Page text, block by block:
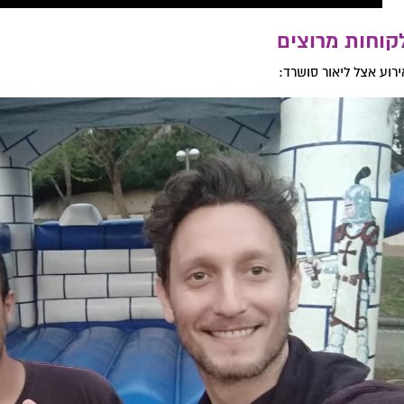
מרוצים
אצל ליאור סושרד: